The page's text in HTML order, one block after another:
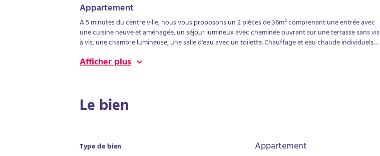
Appartement
A 5 minutes du centre ville, nous vous proposons un 2 pièces de 36m² comprenant une entrée avec
une cuisine neuve et aménagée, un séjour lumineux avec cheminée ouvrant sur une terrasse sans vis
à vis, une chambre lumineuse, une salle d'eau avec un toilette. Chauffage et eau chaude individuels
sous 24 heure de votre demande.
Afficher plus
Le bien
Type de bien Appartement